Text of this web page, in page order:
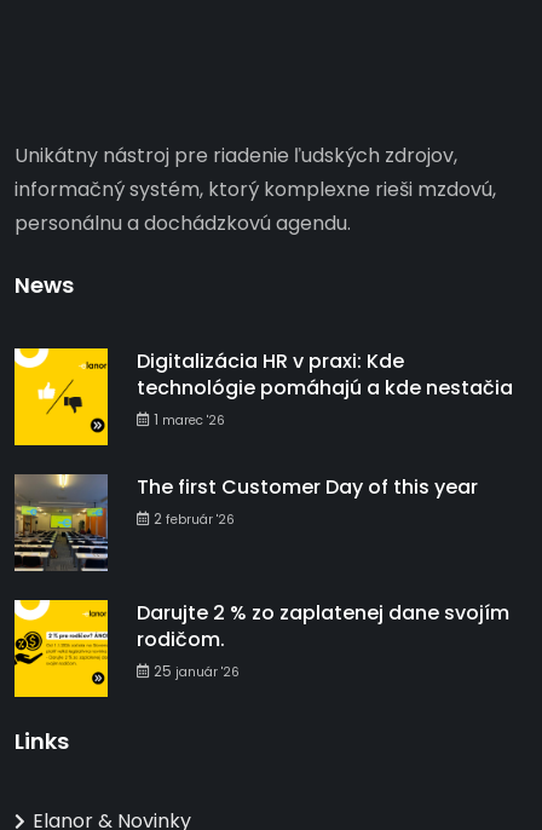
Unikátny nástroj pre riadenie ľudských zdrojov,
informačný systém, ktorý komplexne rieši mzdovú,
personálnu a dochádzkovú agendu.
News
Digitalizácia HR v praxi: Kde
technológie pomáhajú a kde nestačia
1 marec '26
The first Customer Day of this year
2 február '26
Darujte 2 % zo zaplatenej dane svojím
rodičom.
25 január '26
Links
Elanor & Novinky